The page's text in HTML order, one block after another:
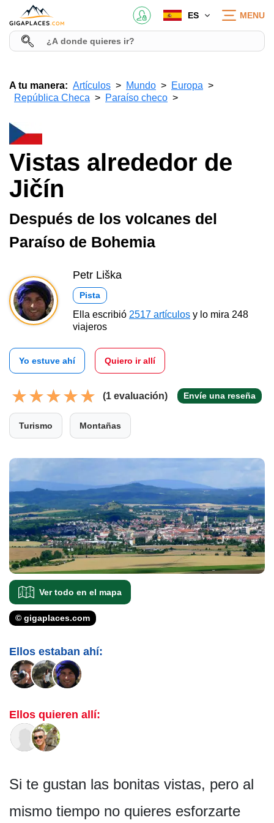
ES MENU
A tu manera: Artículos Mundo
Europa
República Checa
Paraíso checo
Vistas alrededor de
Jičín
Después de los volcanes del
Paraíso de Bohemia
Petr Liška
Pista
Ella escribió 2517 artículos y lo mira 248
viajeros
Yo estuve ahí Quiero ir allí
(1 evaluación) Envíe una reseña
Turismo Montañas
Ver todo en el mapa
© gigaplaces.com
Ellos estaban ahí:
Ellos quieren allí:
Si te gustan las bonitas vistas, pero al
mismo tiempo no quieres esforzarte